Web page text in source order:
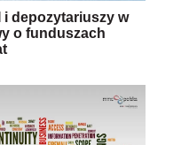
i depozytariuszy w
o funduszach